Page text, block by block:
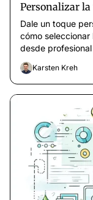
Personalizar
Dale un toque
cómo
desde
Karsten Kreh